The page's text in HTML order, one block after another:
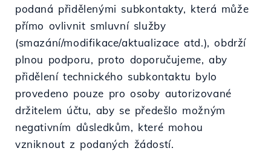
podaná přidělenými subkontakty, která může
přímo ovlivnit smluvní služby
(smazání/modifikace/aktualizace atd.), obdrží
plnou podporu, proto doporučujeme, aby
přidělení technického subkontaktu bylo
provedeno pouze pro osoby autorizované
držitelem účtu, aby se předešlo možným
negativním důsledkům, které mohou
vzniknout z podaných žádostí.